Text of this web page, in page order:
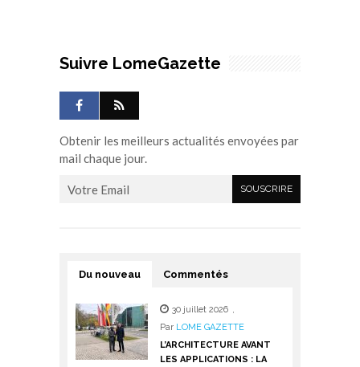
Suivre LomeGazette
Obtenir les meilleurs actualités envoyées par
mail chaque jour.
Du nouveau Commentés
30 juillet 2026 ,
Par LOME GAZETTE
L’ARCHITECTURE AVANT
LES APPLICATIONS : LA